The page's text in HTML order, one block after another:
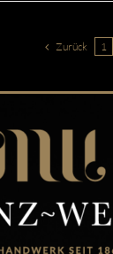
Zurück 1